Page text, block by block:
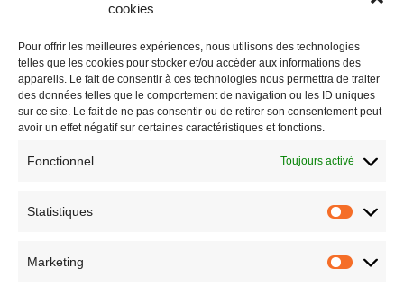
cookies
Pour offrir les meilleures expériences, nous utilisons des technologies
telles que les cookies pour stocker et/ou accéder aux informations des
appareils. Le fait de consentir à ces technologies nous permettra de traiter
des données telles que le comportement de navigation ou les ID uniques
sur ce site. Le fait de ne pas consentir ou de retirer son consentement peut
avoir un effet négatif sur certaines caractéristiques et fonctions.
Fonctionnel Toujours activé
Statistiques
Marketing
Valeurs
Garanties
Nos maisons
Agences
Actualités
Les étapes de la construction